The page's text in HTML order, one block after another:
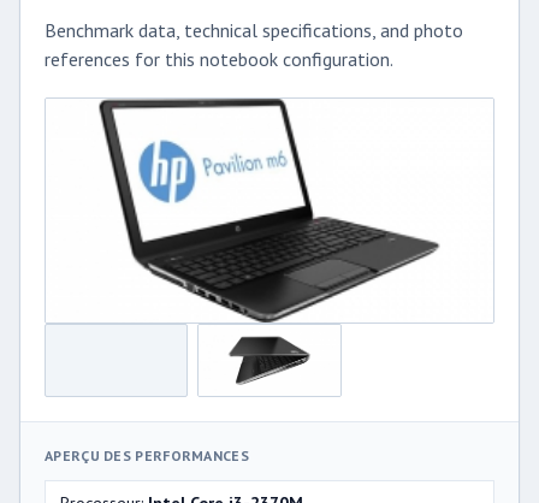
Benchmark data, technical specifications, and photo
references for this notebook configuration.
APERÇU DES PERFORMANCES